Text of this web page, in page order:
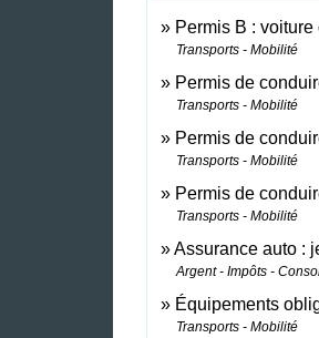
Permis B :
Transports - Mobilité
Permis de
Transports - Mobilité
Permis de
Transports - Mobilité
Permis de
Transports - Mobilité
Assurance auto :
Argent - Impôts -
Équipements
Transports - Mobilité